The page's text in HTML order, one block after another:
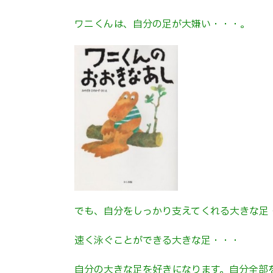
ワニくんは、自分の足が大嫌い・・・。
でも、自分をしっかり支えてくれる大きな足
速く泳ぐことができる大きな足・・・